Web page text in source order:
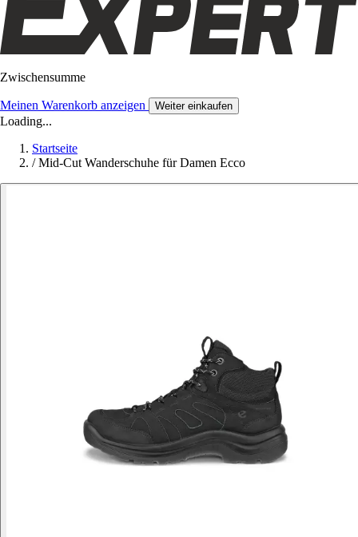
Zwischensumme
Meinen Warenkorb anzeigen Weiter einkaufen
Loading...
Startseite
/ Mid-Cut Wanderschuhe für Damen Ecco